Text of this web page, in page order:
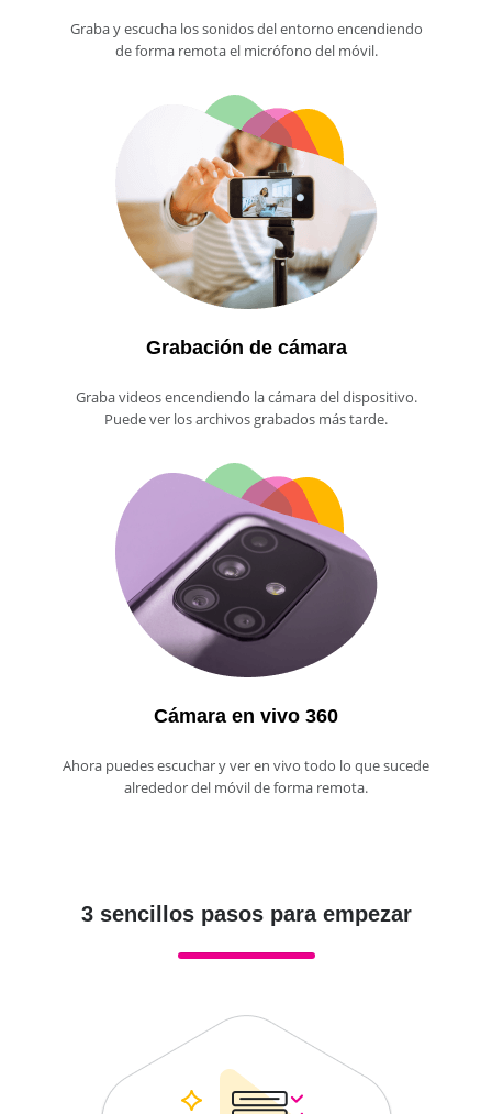
Graba y escucha los sonidos del entorno encendiendo
de forma remota el micrófono del móvil.
Grabación de cámara
Graba videos encendiendo la cámara del dispositivo.
Puede ver los archivos grabados más tarde.
Cámara en vivo 360
Ahora puedes escuchar y ver en vivo todo lo que sucede
alrededor del móvil de forma remota.
3 sencillos pasos para empezar